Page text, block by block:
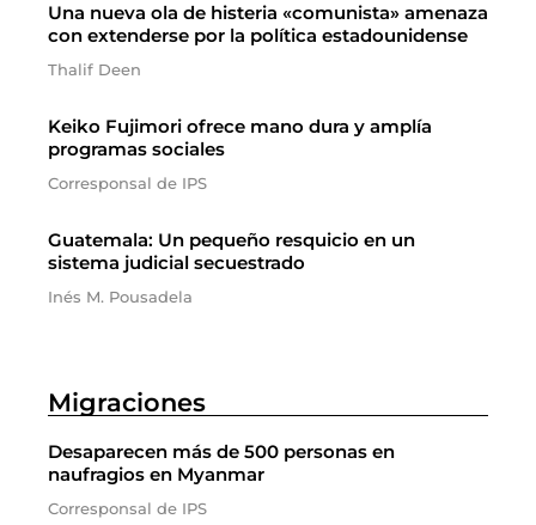
Una nueva ola de histeria «comunista» amenaza
con extenderse por la política estadounidense
Thalif Deen
Keiko Fujimori ofrece mano dura y amplía
programas sociales
Corresponsal de IPS
Guatemala: Un pequeño resquicio en un
sistema judicial secuestrado
Inés M. Pousadela
Migraciones
Desaparecen más de 500 personas en
naufragios en Myanmar
Corresponsal de IPS